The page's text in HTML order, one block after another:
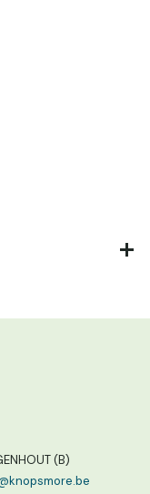
(B)